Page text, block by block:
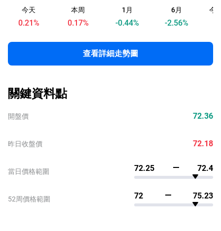
今天
0.21%
本周
0.17%
1月
-0.44%
6月
-2.56%
今
查看詳細走勢圖
關鍵資料點
開盤價
昨日收盤價
當日價格範圍
52周價格範圍
72.36
72.18
72.25 72.4
72 75.23